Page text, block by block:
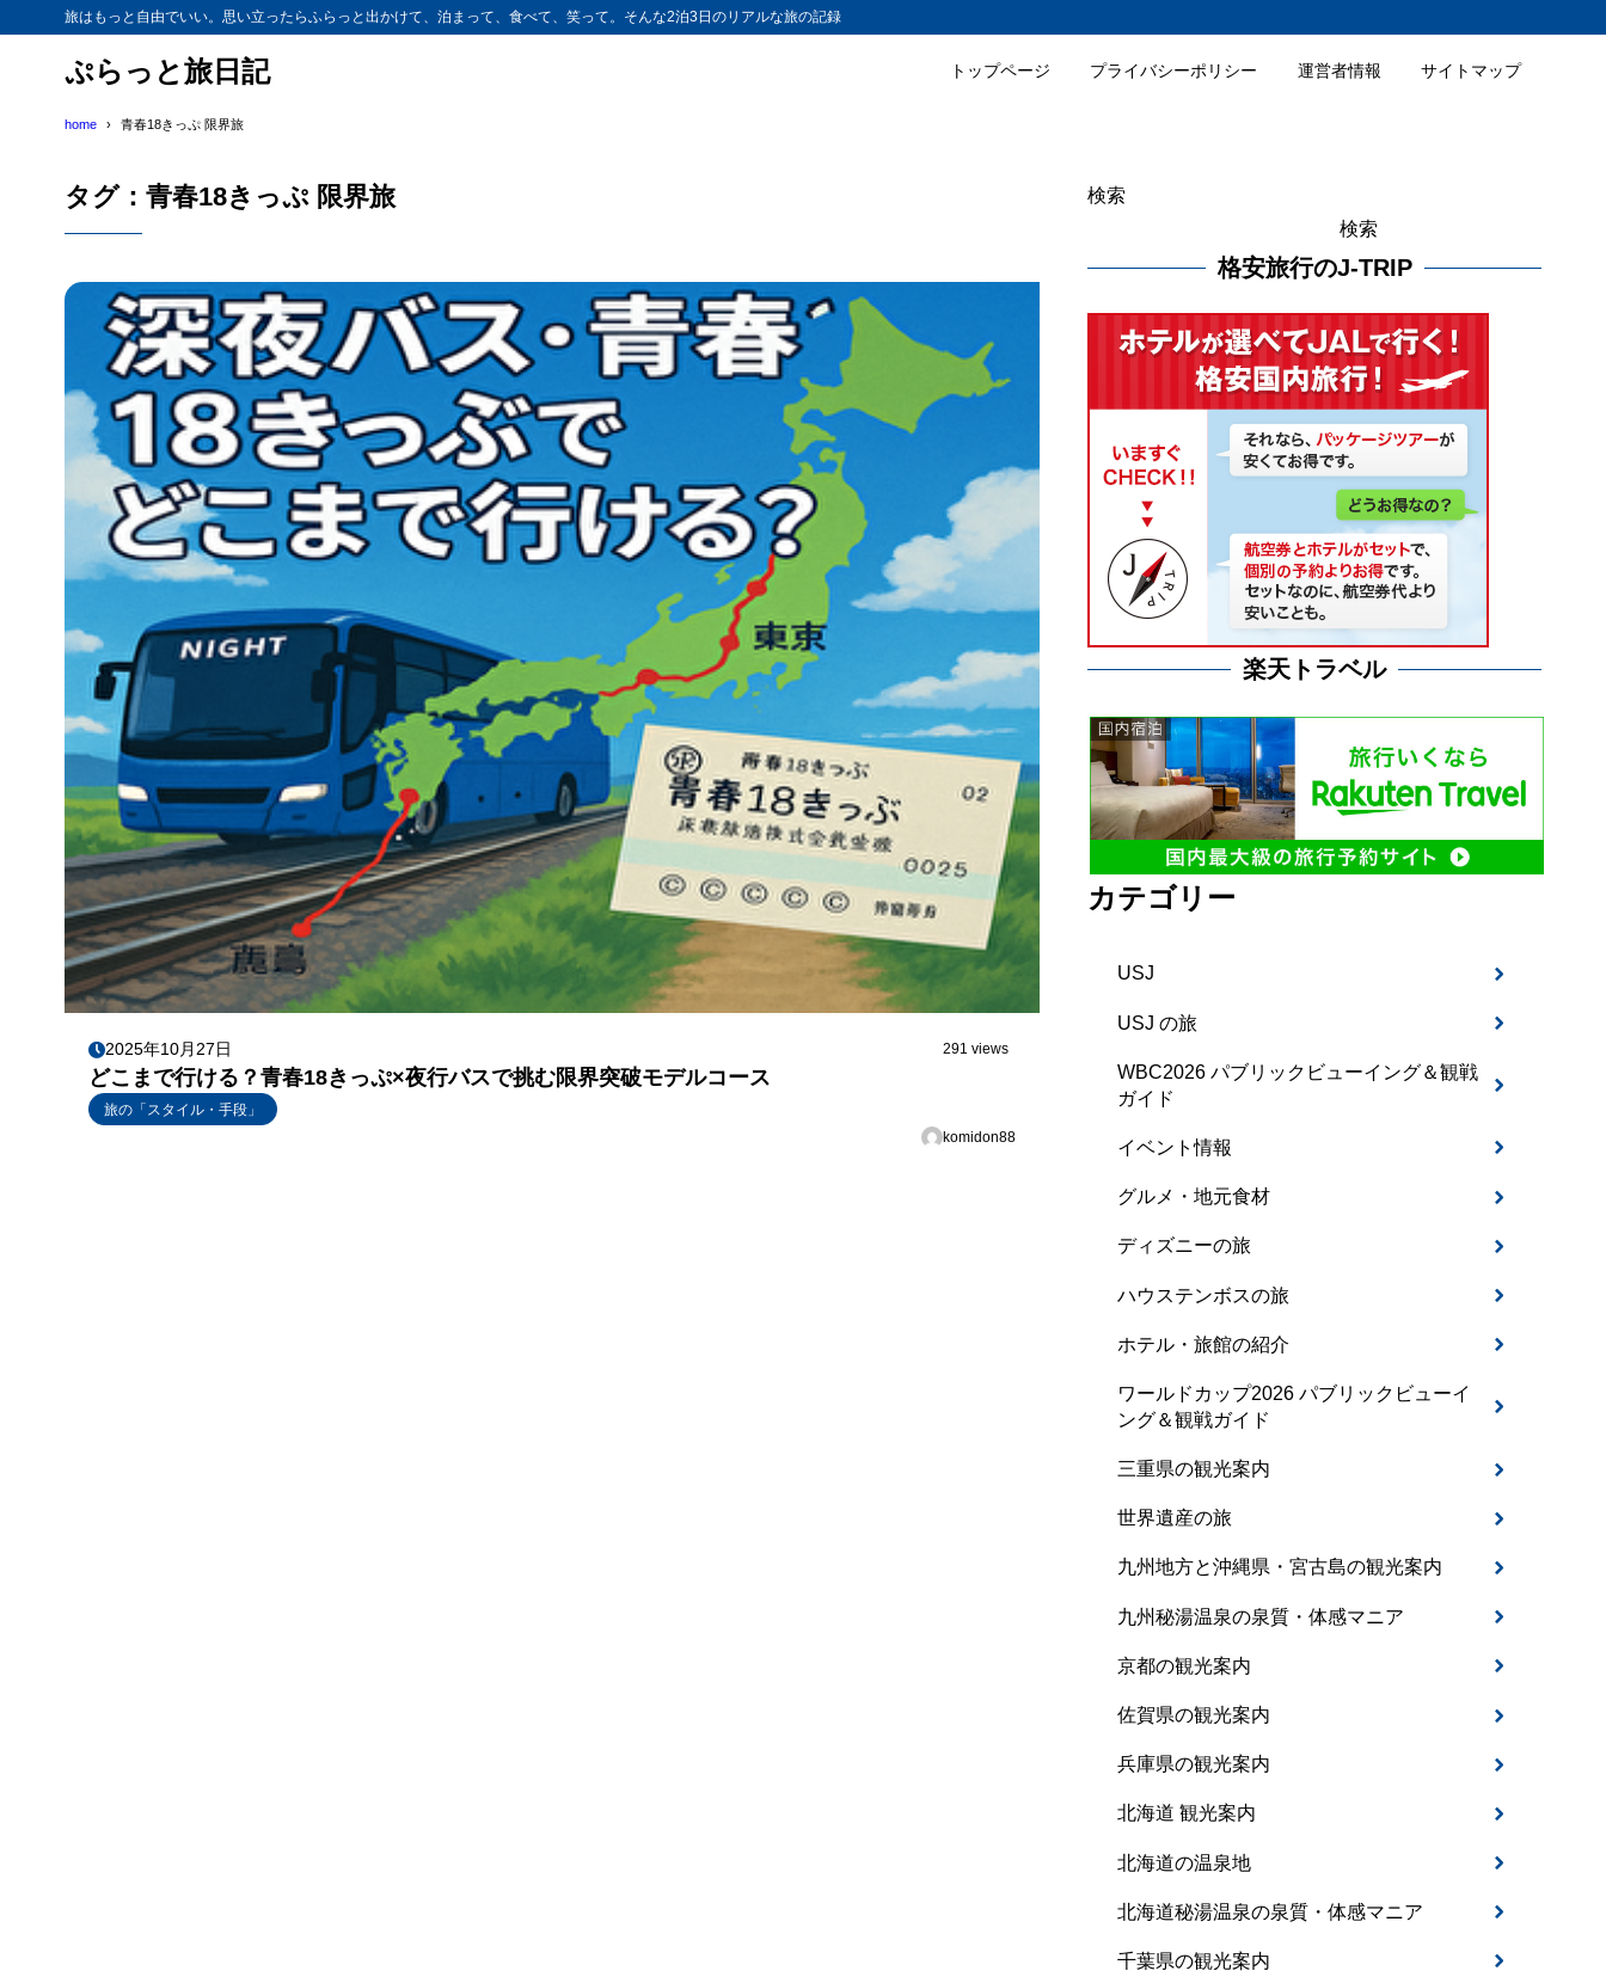
旅はもっと自由でいい。思い立ったらふらっと出かけて、泊まって、食べて、笑って。そんな2泊3日のリアルな旅の記録
ぷらっと旅日記 トップページ プライバシーポリシー 運営者情報 サイトマップ
home 青春18きっぷ 限界旅
タグ：青春18きっぷ 限界旅
2025年10月27日 291 views
どこまで行ける？青春18きっぷ×夜行バスで挑む限界突破モデルコース
旅の「スタイル・手段」
komidon88
検索
検索
格安旅行のJ-TRIP
楽天トラベル
カテゴリー
USJ
USJ の旅
WBC2026 パブリックビューイング＆観戦
ガイド
イベント情報
グルメ・地元食材
ディズニーの旅
ハウステンボスの旅
ホテル・旅館の紹介
ワールドカップ2026 パブリックビューイ
ング＆観戦ガイド
三重県の観光案内
世界遺産の旅
九州地方と沖縄県・宮古島の観光案内
九州秘湯温泉の泉質・体感マニア
京都の観光案内
佐賀県の観光案内
兵庫県の観光案内
北海道 観光案内
北海道の温泉地
北海道秘湯温泉の泉質・体感マニア
千葉県の観光案内